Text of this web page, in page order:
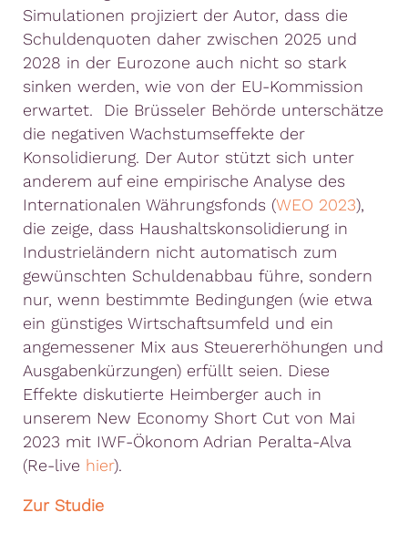
Simulationen projiziert der Autor, dass die
Schuldenquoten daher zwischen 2025 und
2028 in der Eurozone auch nicht so stark
sinken werden, wie von der EU-Kommission
erwartet. Die Brüsseler Behörde unterschätze
die negativen Wachstumseffekte der
Konsolidierung. Der Autor stützt sich unter
anderem auf eine empirische Analyse des
Internationalen Währungsfonds (WEO 2023),
die zeige, dass Haushaltskonsolidierung in
Industrieländern nicht automatisch zum
gewünschten Schuldenabbau führe, sondern
nur, wenn bestimmte Bedingungen (wie etwa
ein günstiges Wirtschaftsumfeld und ein
angemessener Mix aus Steuererhöhungen und
Ausgabenkürzungen) erfüllt seien. Diese
Effekte diskutierte Heimberger auch in
unserem New Economy Short Cut von Mai
2023 mit IWF-Ökonom Adrian Peralta-Alva
(Re-live hier).
Zur Studie